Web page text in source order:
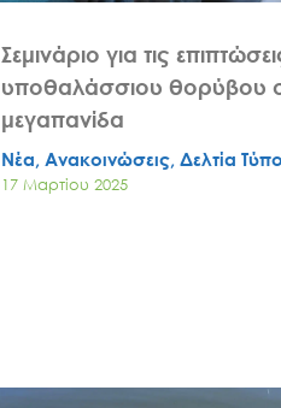
Σεμινάριο για τις
υποθαλάσσιου θορύβου
μεγαπανίδα
Νέα, Ανακοινώσεις, Δελτία
17 Μαρτίου 2025